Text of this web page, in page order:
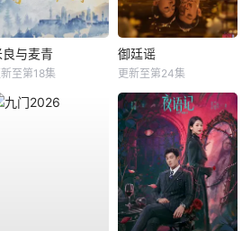
良与麦青
至第18集
御廷谣
更新至第24集